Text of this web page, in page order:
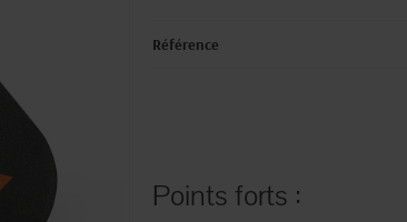
Référence
Points forts :